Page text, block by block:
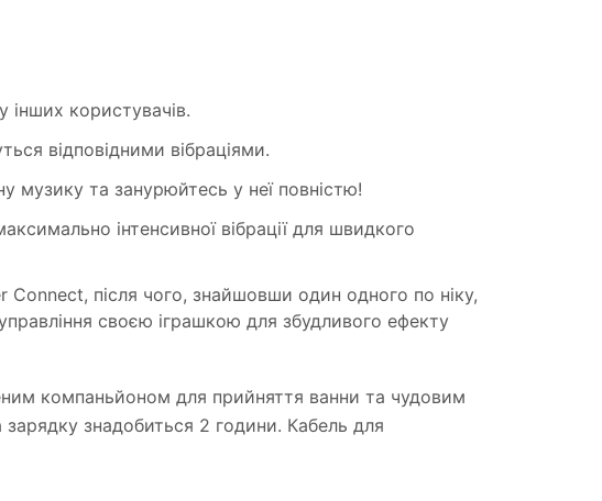
інших користувачів.
відповідними вібраціями.
музику та занурюйтесь у неї повністю!
інтенсивної вібрації для швидкого
Connect, після чого, знайшовши один одного по ніку,
своєю іграшкою для збудливого ефекту
компаньйоном для прийняття ванни та чудовим
знадобиться 2 години. Кабель для